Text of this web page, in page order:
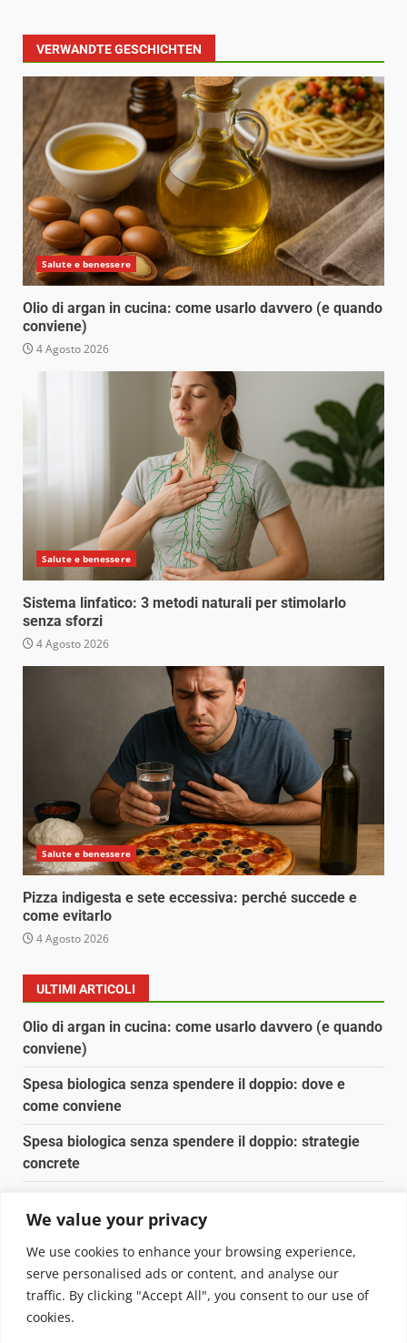
We value your privacy
We use cookies to enhance your browsing experience,
serve personalised ads or content, and analyse our
traffic. By clicking "Accept All", you consent to our use of
cookies.
VERWANDTE GESCHICHTEN
Salute e benessere
Olio di argan in cucina: come usarlo davvero (e quando
conviene)
4 Agosto 2026
Salute e benessere
Sistema linfatico: 3 metodi naturali per stimolarlo
senza sforzi
4 Agosto 2026
Salute e benessere
Pizza indigesta e sete eccessiva: perché succede e
come evitarlo
4 Agosto 2026
ULTIMI ARTICOLI
Olio di argan in cucina: come usarlo davvero (e quando
conviene)
Spesa biologica senza spendere il doppio: dove e
come conviene
Spesa biologica senza spendere il doppio: strategie
concrete
Pulizia naturale della casa: 3 ingredienti che
sostituiscono 10 prodotti chimici
Copyright © 2025 Biopianeta.it proprietà di Jws Media